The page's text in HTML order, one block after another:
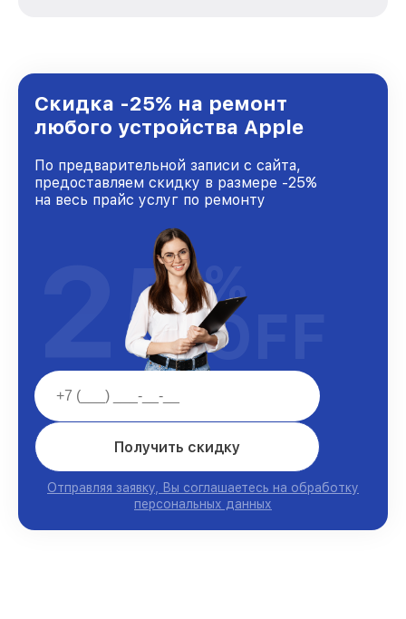
и лояльности наших клиентов.
Скидка -25% на ремонт
любого устройства Apple
По предварительной записи с сайта,
предоставляем скидку в размере -25%
на весь прайс услуг по ремонту
Получить скидку
Отправляя заявку, Вы соглашаетесь на обработку
персональных данных
25%
OFF